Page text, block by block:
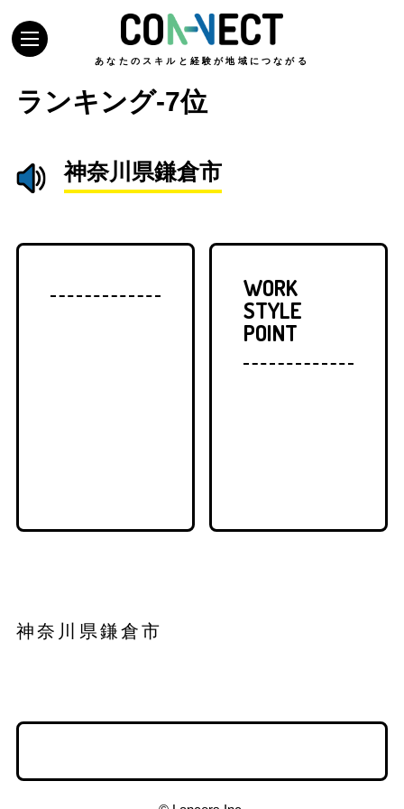
あなたのスキルと経験が地域につながる
ランキング-7位
神奈川県鎌倉市
WORK
STYLE
POINT
神奈川県鎌倉市